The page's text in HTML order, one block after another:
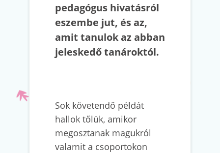
pedagógus hivatásról
eszembe jut, és az,
amit tanulok az abban
jeleskedő tanároktól.
Sok követendő példát
hallok tőlük, amikor
megosztanak magukról
valamit a csoportokon